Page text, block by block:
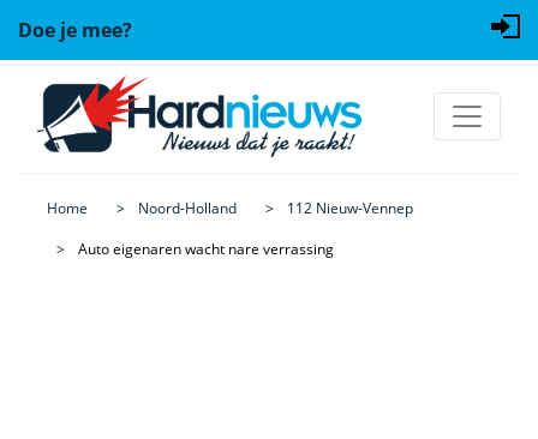
Doe je mee?
Home Noord-Holland
112 Nieuw-Vennep
Auto eigenaren wacht nare verrassing